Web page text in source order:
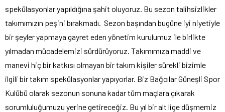
spekülasyonlar yapıldığına şahit oluyoruz. Bu sezon talihsizlikler
takımımızın peşini bırakmadı. Sezon başından bugüne iyi niyetiyle
bir şeyler yapmaya gayret eden yönetim kurulumuz ile birlikte
yılmadan mücadelemizi sürdürüyoruz. Takımımıza maddi ve
manevi hiç bir katkısı olmayan bir takım kişiler sürekli bizimle
ilgili bir takım spekülasyonlar yapıyorlar. Biz Bağcılar Güneşli Spor
Kulübü olarak sezonun sonuna kadar tüm maçlara çıkarak
sorumluluğumuzu yerine getireceğiz. Bu yıl bir alt lige düşmemiz